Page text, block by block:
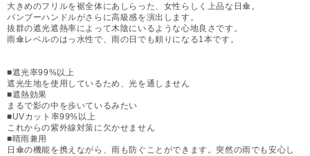
大きめのフリルを裾全体にあしらった、女性らしく上品な日傘。
バンブーハンドルがさらに高級感を演出します。
抜群の遮光遮熱率によって木陰にいるような心地良さです。
雨傘レベルのはっ水性で、雨の日でも頼りになる1本です。
■遮光率99%以上
遮光生地を使用しているため、光を通しません
■遮熱効果
まるで影の中を歩いているみたい
■UVカット率99%以上
これからの紫外線対策に欠かせません
■晴雨兼用
日傘の機能を携えながら、雨も防ぐことができます。突然の雨でも安心し